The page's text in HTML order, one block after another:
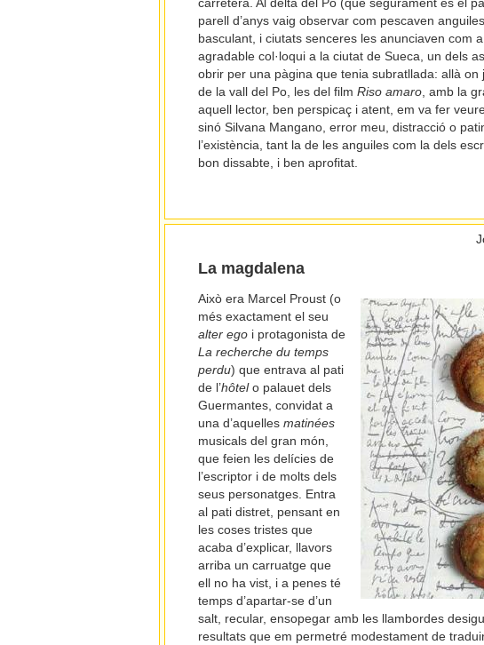
carretera. Al delta del Po (que segurament és el
parell d’anys vaig observar com pescaven
basculant, i ciutats senceres les anunciaven com
agradable col·loqui a la ciutat de Sueca, un dels
obrir per una pàgina que tenia subratllada: allà
de la vall del Po, les del filmRiso amaro, amb la
aquell lector, ben perspicaç i atent, em va fer
sinó Silvana Mangano, error meu, distracció o
l’existència, tant la de les anguiles com la dels
bon dissabte, i ben aprofitat.
La magdalena
Això era Marcel Proust (o
més exactament el seu
alter ego i protagonista de
La recherche du temps
perdu) que entrava al pati
de l’hôtelo palauet dels
Guermantes, convidat a
una d’aquellesmatinées
musicals del gran món,
que feien les delícies de
l’escriptor i de molts dels
seus personatges. Entra
al pati distret, pensant en
les coses tristes que
acaba d’explicar, llavors
arriba un carruatge que
ell no ha vist, i a penes té
temps d’apartar-se d’un
salt, recular, ensopegar amb les llambordes
resultats que em permetré modestament de